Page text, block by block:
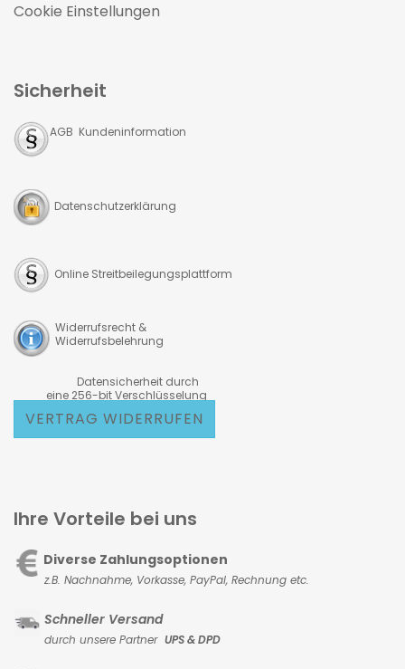
Cookie Einstellungen
Sicherheit
AGB Kundeninformation
Datenschutzerklärung
Online Streitbeilegungsplattform
Widerrufsrecht &
Widerrufsbelehrung
Datensicherheit durch
eine 256-bit Verschlüsselung
VERTRAG WIDERRUFEN
Ihre Vorteile bei uns
Diverse Zahlungsoptionen
z.B. Nachnahme, Vorkasse, PayPal, Rechnung etc.
Schneller Versand
durch unsere Partner UPS & DPD